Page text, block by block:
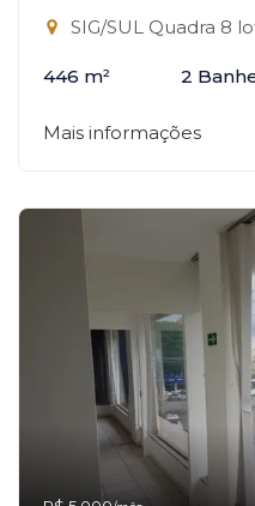
SIG/SUL Quadra 8 lotes,
446 m² 2
Mais informações